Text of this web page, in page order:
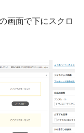
画面で下にスクロ